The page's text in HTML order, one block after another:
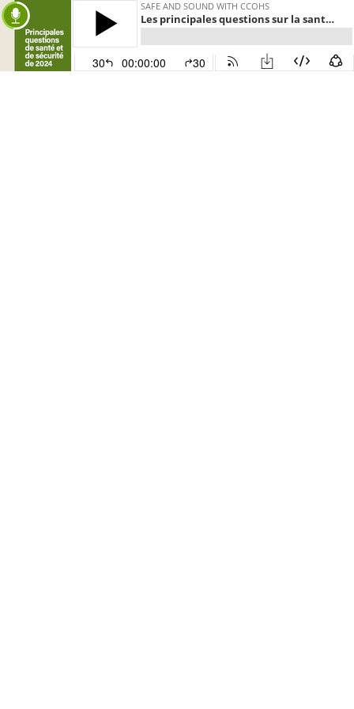
SAFE AND SOUND WITH CCOHS
Les principales questions sur la santé et la sécurité de 2024
30 00:00:00 30